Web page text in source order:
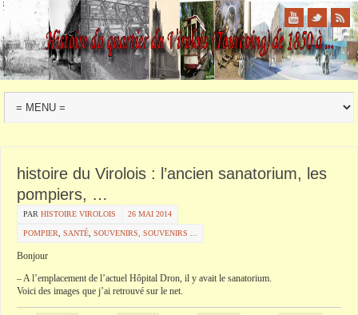
histoire du Virolois : l’ancien sanatorium, les
pompiers, …
PAR HISTOIRE VIROLOIS 26 MAI 2014
POMPIER SANTÉ SOUVENIRS, SOUVENIRS ...
Bonjour
– A l’emplacement de l’actuel Hôpital Dron, il y avait le sanatorium.
Voici des images que j’ai retrouvé sur le net.